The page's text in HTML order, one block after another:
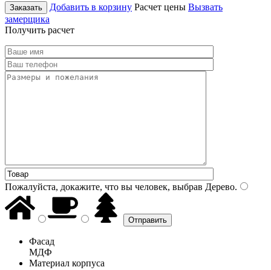
Заказать Добавить в корзину Расчет цены Вызвать
замерщика
Получить расчет
Пожалуйста, докажите, что вы человек, выбрав Дерево.
Фасад
МДФ
Материал корпуса